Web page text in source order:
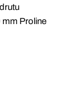
mm Proline